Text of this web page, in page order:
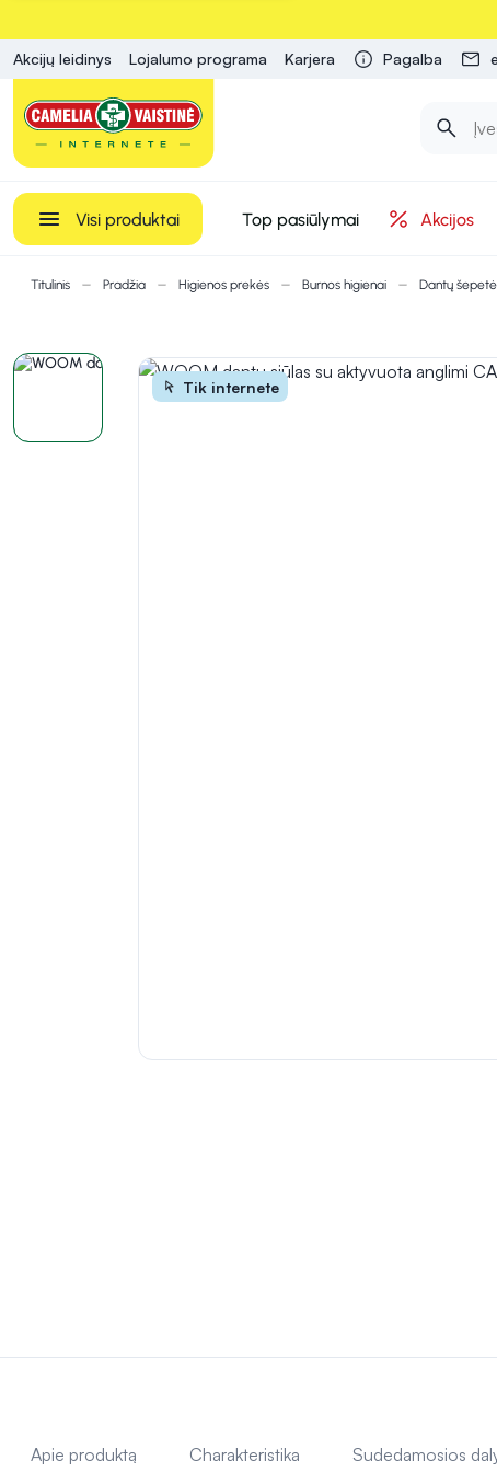
Akcijų leidinys Lojalumo programa Karjera Pagalba
Visi produktai Top pasiūlymai Akcijos
Titulinis Pradžia Higienos prekės Burnos higienai Dantų
Tik internete
Apie produktą Charakteristika Sudedamosios